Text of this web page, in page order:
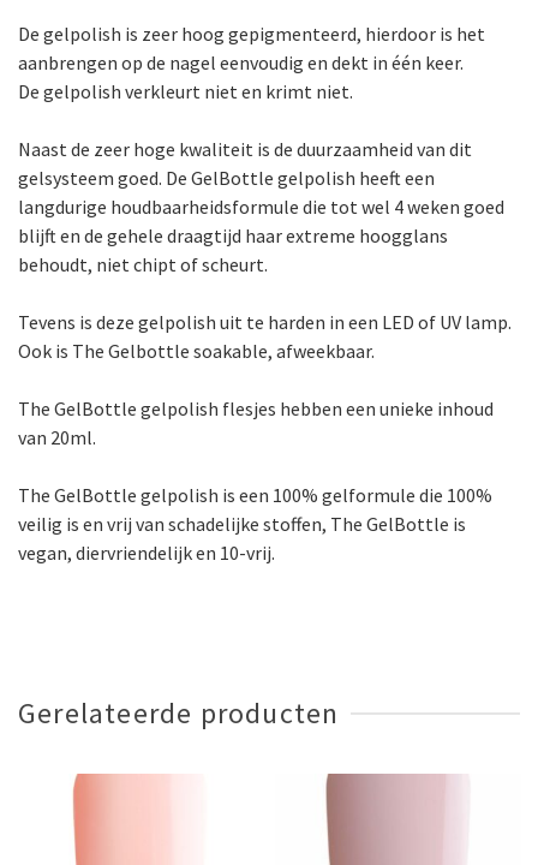
De gelpolish is zeer hoog gepigmenteerd, hierdoor is het
aanbrengen op de nagel eenvoudig en dekt in één keer.
De gelpolish verkleurt niet en krimt niet.
Naast de zeer hoge kwaliteit is de duurzaamheid van dit
gelsysteem goed. De GelBottle gelpolish heeft een
langdurige houdbaarheidsformule die tot wel 4 weken goed
blijft en de gehele draagtijd haar extreme hoogglans
behoudt, niet chipt of scheurt.
Tevens is deze gelpolish uit te harden in een LED of UV lamp.
Ook is The Gelbottle soakable, afweekbaar.
The GelBottle gelpolish flesjes hebben een unieke inhoud
van 20ml.
The GelBottle gelpolish is een 100% gelformule die 100%
veilig is en vrij van schadelijke stoffen, The GelBottle is
vegan, diervriendelijk en 10-vrij.
Gerelateerde producten